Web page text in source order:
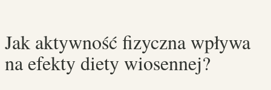
Jak aktywność fizyczna wpływa
na efekty diety wiosennej?